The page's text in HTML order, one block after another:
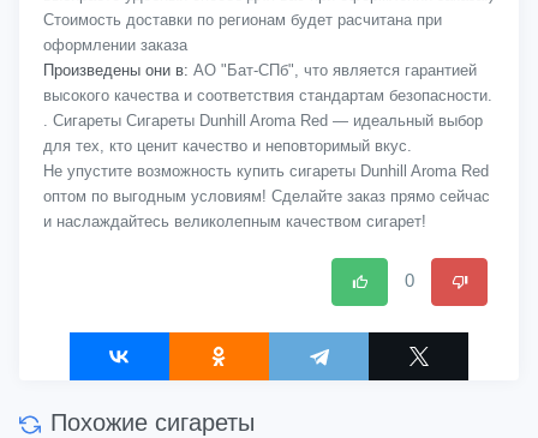
Стоимость доставки по регионам будет расчитана при
оформлении заказа
Произведены они в: АО "Бат-СПб", что является гарантией
высокого качества и соответствия стандартам безопасности.
. Сигареты Сигареты Dunhill Aroma Red — идеальный выбор
для тех, кто ценит качество и неповторимый вкус.
Не упустите возможность купить сигареты Dunhill Aroma Red
оптом по выгодным условиям! Сделайте заказ прямо сейчас
и наслаждайтесь великолепным качеством сигарет!
0
Похожие сигареты